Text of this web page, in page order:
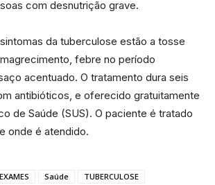
com desnutrição grave.
da tuberculose estão a tosse
febre no período
acentuado. O tratamento dura seis
antibióticos, e oferecido gratuitamente
de Saúde (SUS). O paciente é tratado
onde é atendido.
EXAMES Saúde TUBERCULOSE